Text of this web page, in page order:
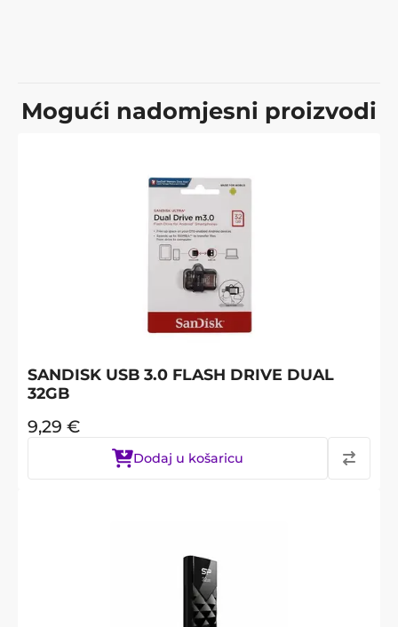
Mogući nadomjesni proizvodi
SANDISK USB 3.0 FLASH DRIVE DUAL
32GB
9,29 €
Dodaj u košaricu